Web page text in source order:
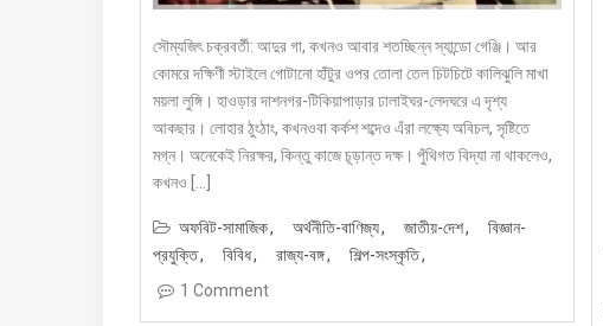
সৌম্যজিৎ চক্রবর্তী: আদুর গা, কখনও আবার শতচ্ছিন্ন স্যান্ডো গেঞ্জি। আর
কোমরে দক্ষিণী স্টাইলে গোটানো হাঁটুর ওপর তোলা তেল চিটচিটে কালিঝুলি মাখা
ময়লা লুঙ্গি। হাওড়ার দাশনগর-টিকিয়াপাড়ার ঢালাইঘর-লেদঘরে এ দৃশ্য
আকছার। লোহার ঠুংঠাং, কখনওবা কর্কশ শব্দেও এঁরা লক্ষ্যে অবিচল, সৃষ্টিতে
মগ্ন। অনেকেই নিরক্ষর, কিন্তু কাজে চূড়ান্ত দক্ষ। পুঁথিগত বিদ্যা না থাকলেও,
কখনও […]
অফবিট-সামাজিক অর্থনীতি-বাণিজ্য জাতীয়-দেশ
বিজ্ঞান-
প্রযুক্তি
বিবিধ রাজ্য-বঙ্গ
শিল্প-সংস্কৃতি
1 Comment